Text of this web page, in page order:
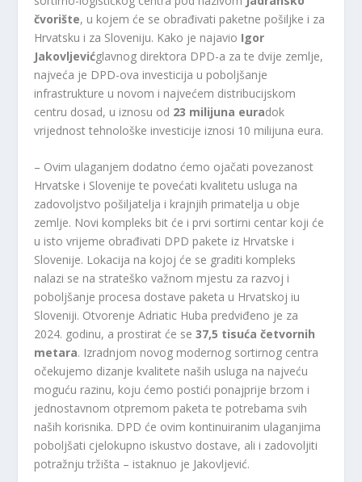
čvorište, u kojem će se obrađivati ​​paketne pošiljke i za
Hrvatsku i za Sloveniju. Kako je najavio Igor
Jakovljevićglavnog direktora DPD-a za te dvije zemlje,
najveća je DPD-ova investicija u poboljšanje
infrastrukture u novom i najvećem distribucijskom
centru dosad, u iznosu od 23 milijuna euradok
vrijednost tehnološke investicije iznosi 10 milijuna eura.
– Ovim ulaganjem dodatno ćemo ojačati povezanost
Hrvatske i Slovenije te povećati kvalitetu usluga na
zadovoljstvo pošiljatelja i krajnjih primatelja u obje
zemlje. Novi kompleks bit će i prvi sortirni centar koji će
u isto vrijeme obrađivati ​​DPD pakete iz Hrvatske i
Slovenije. Lokacija na kojoj će se graditi kompleks
nalazi se na strateško važnom mjestu za razvoj i
poboljšanje procesa dostave paketa u Hrvatskoj iu
Sloveniji. Otvorenje Adriatic Huba predviđeno je za
2024. godinu, a prostirat će se37,5 tisuća četvornih
metara. Izradnjom novog modernog sortirnog centra
očekujemo dizanje kvalitete naših usluga na najveću
moguću razinu, koju ćemo postići ponajprije brzom i
jednostavnom otpremom paketa te potrebama svih
naših korisnika. DPD će ovim kontinuiranim ulaganjima
poboljšati cjelokupno iskustvo dostave, ali i zadovoljiti
potražnju tržišta – istaknuo je Jakovljević.